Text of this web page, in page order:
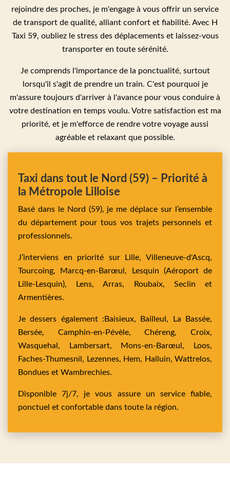
rejoindre des proches, je m'engage à vous offrir un service
de transport de qualité, alliant confort et fiabilité. Avec H
Taxi 59, oubliez le stress des déplacements et laissez-vous
transporter en toute sérénité.
Je comprends l'importance de la ponctualité, surtout
lorsqu'il s'agit de prendre un train. C'est pourquoi je
m'assure toujours d'arriver à l'avance pour vous conduire à
votre destination en temps voulu. Votre satisfaction est ma
priorité, et je m'efforce de rendre votre voyage aussi
agréable et relaxant que possible.
Taxi dans tout le Nord (59) – Priorité à
la Métropole Lilloise
Basé dans le Nord (59), je me déplace sur l’ensemble
du département pour tous vos trajets personnels et
professionnels.
J’interviens en priorité surLille,Villeneuve-d'Ascq,
Tourcoing,
Marcq-en-Barœul, Lesquin (Aéroport de
Lille-Lesquin), Lens,Arras, Roubaix, Seclin et
Armentières.
Je dessers également : Baisieux, Bailleul,
La Bassée,
Bersée, Camphin-en-Pévèle,Chéreng,Croix,
Wasquehal,
Lambersart, Mons-en-Barœul,
Loos,
Faches-Thumesnil, Lezennes, Hem, Halluin, Wattrelos,
Bondues et Wambrechies.
Disponible 7j/7, je vous assure un service fiable,
ponctuel et confortable dans toute la région.